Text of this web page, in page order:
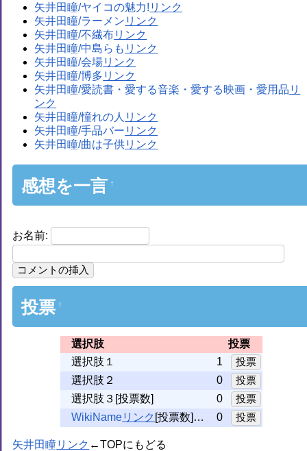
矢井田瞳/ヤイコの魅力!
矢井田瞳/ラーメン
矢井田瞳/不繊布
矢井田瞳/中島らも
矢井田瞳/会場
矢井田瞳/博多
矢井田瞳/愛読書・愛する音楽・愛する映画・愛用品
矢井田瞳/憧れの人
矢井田瞳/手品バー
矢井田瞳/曲は子供
感想を一言 †
お名前:
投票 †
選択肢
投票
選択肢１
1
選択肢２
0
選択肢３[投票数]
0
WikiName
[投票数]… 0
矢井田瞳 ←TOPにもどる